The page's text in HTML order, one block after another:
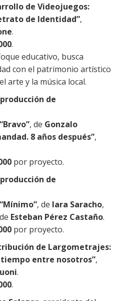
de Videojuegos:
de Identidad”,
.
.
educativo, busca
con el patrimonio artístico
arte y la música local.
de
“Bravo”, de Gonzalo
8 años después”,
por proyecto.
de
“Mínimo”, de Iara Saracho,
Esteban Pérez Castaño.
por proyecto.
de Largometrajes:
tiempo entre nosotros”,
.
.